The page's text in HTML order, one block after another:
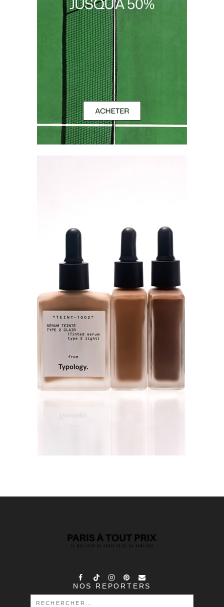
NOS REPORTERS